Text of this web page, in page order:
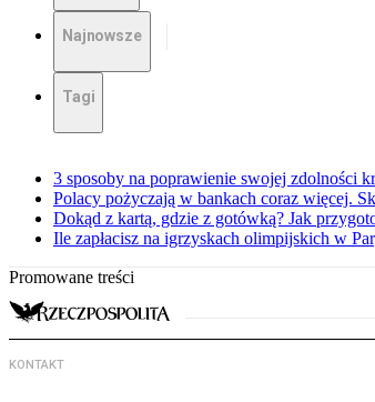
Najnowsze
Tagi
3 sposoby na poprawienie swojej zdolności
Polacy pożyczają w bankach coraz więcej.
Dokąd z kartą, gdzie z gotówką? Jak
Ile zapłacisz na igrzyskach olimpijskich w
Promowane treści
KONTAKT